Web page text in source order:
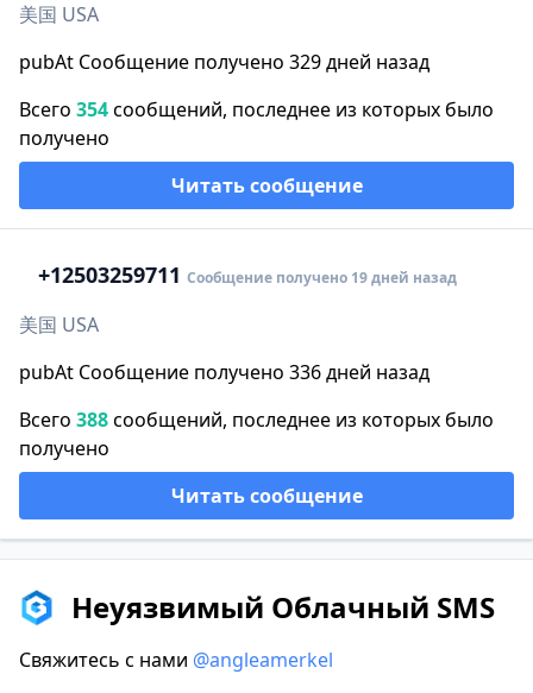
美国 USA
pubAt Сообщение получено 329 дней назад
Всего 354сообщений, последнее из которых было
получено
Читать сообщение
+12503259711 Сообщение получено 19 дней назад
美国 USA
pubAt Сообщение получено 336 дней назад
Всего 388сообщений, последнее из которых было
получено
Читать сообщение
Неуязвимый Облачный SMS
Свяжитесь с нами @angleamerkel